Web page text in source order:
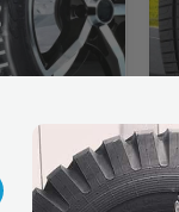
ЗИМОВІ